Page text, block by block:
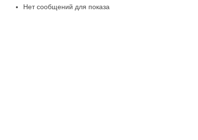
Нет сообщений для показа